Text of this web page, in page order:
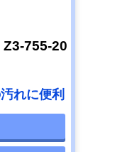
755-20
れに便利